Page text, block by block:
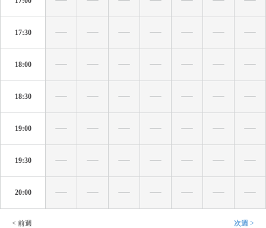
17:30
18:00
18:30
19:00
19:30
20:00
< 前週 次週 >